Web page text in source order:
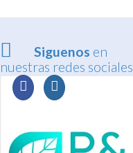
Siguenos en
nuestras redes sociales